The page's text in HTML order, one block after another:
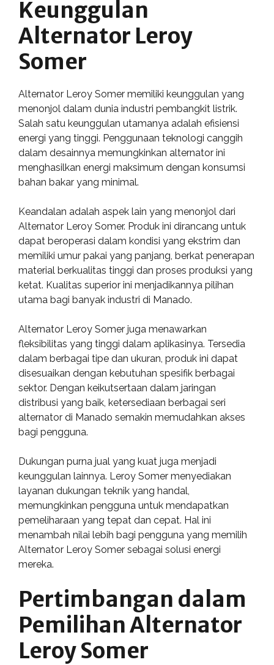
Keunggulan
Alternator Leroy
Somer
Alternator Leroy Somer memiliki keunggulan yang
menonjol dalam dunia industri pembangkit listrik.
Salah satu keunggulan utamanya adalah efisiensi
energi yang tinggi. Penggunaan teknologi canggih
dalam desainnya memungkinkan alternator ini
menghasilkan energi maksimum dengan konsumsi
bahan bakar yang minimal.
Keandalan adalah aspek lain yang menonjol dari
Alternator Leroy Somer. Produk ini dirancang untuk
dapat beroperasi dalam kondisi yang ekstrim dan
memiliki umur pakai yang panjang, berkat penerapan
material berkualitas tinggi dan proses produksi yang
ketat. Kualitas superior ini menjadikannya pilihan
utama bagi banyak industri di Manado.
Alternator Leroy Somer juga menawarkan
fleksibilitas yang tinggi dalam aplikasinya. Tersedia
dalam berbagai tipe dan ukuran, produk ini dapat
disesuaikan dengan kebutuhan spesifik berbagai
sektor. Dengan keikutsertaan dalam jaringan
distribusi yang baik, ketersediaan berbagai seri
alternator di Manado semakin memudahkan akses
bagi pengguna.
Dukungan purna jual yang kuat juga menjadi
keunggulan lainnya. Leroy Somer menyediakan
layanan dukungan teknik yang handal,
memungkinkan pengguna untuk mendapatkan
pemeliharaan yang tepat dan cepat. Hal ini
menambah nilai lebih bagi pengguna yang memilih
Alternator Leroy Somer sebagai solusi energi
mereka.
Pertimbangan dalam
Pemilihan Alternator
Leroy Somer